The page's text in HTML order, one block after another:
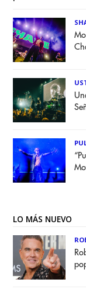
LO MÁS NUEVO